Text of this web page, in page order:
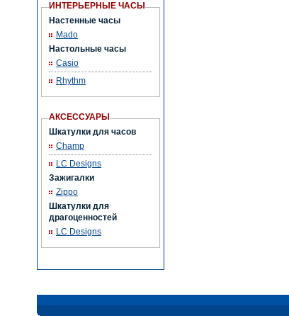
ИНТЕРЬЕРНЫЕ ЧАСЫ
Настенные часы
Mado
Настольные часы
Casio
Rhythm
АКСЕССУАРЫ
Шкатулки для часов
Champ
LC Designs
Зажигалки
Zippo
Шкатулки для
драгоценностей
LC Designs